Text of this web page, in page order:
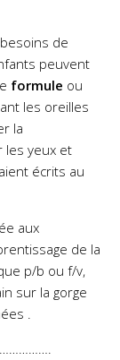
de
peuvent
formule ou
les oreilles
la
les yeux et
écrits au
aux
de la
p/b ou f/v,
sur la gorge
.